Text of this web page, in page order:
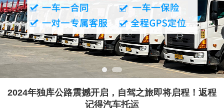
2024年独库公路震撼开启，自驾之旅即将启程！返程
记得汽车托运